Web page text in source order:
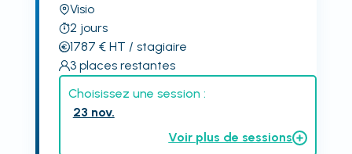
Visio
2 jours
1787 € HT / stagiaire
3 places restantes
Choisissez une session :
23 nov.
Voir plus de sessions